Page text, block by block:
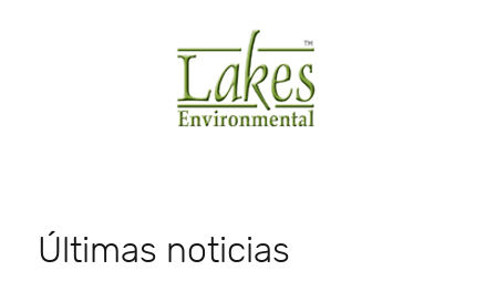
Últimas noticias